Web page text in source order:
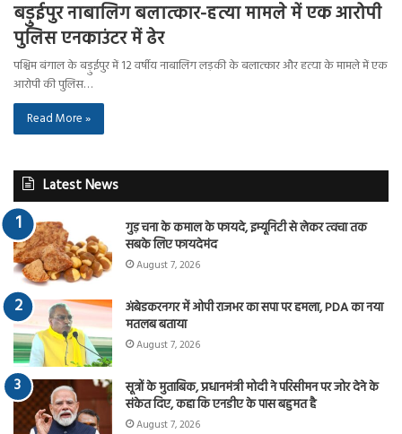
बड़ुईपुर नाबालिग बलात्कार-हत्या मामले में एक आरोपी
पुलिस एनकाउंटर में ढेर
पश्चिम बंगाल के बड़ुईपुर में 12 वर्षीय नाबालिग लड़की के बलात्कार और हत्या के मामले में एक
आरोपी की पुलिस…
Read More »
Latest News
गुड़ चना के कमाल के फायदे, इम्यूनिटी से लेकर त्वचा तक
सबके लिए फायदेमंद
August 7, 2026
अंबेडकरनगर में ओपी राजभर का सपा पर हमला, PDA का नया
मतलब बताया
August 7, 2026
सूत्रों के मुताबिक, प्रधानमंत्री मोदी ने परिसीमन पर जोर देने के
संकेत दिए, कहा कि एनडीए के पास बहुमत है
August 7, 2026